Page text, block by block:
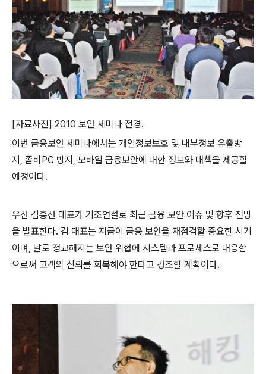
[자료사진] 2010 보안 세미나 전경.
이번 금융보안 세미나에서는 개인정보보호 및 내부정보 유출방
지 , 좀비 PC 방지 , 모바일 금융보안에 대한 정보와 대책을 제공할
예정이다.
우선 김홍선 대표가 기조연설로 최근 금융 보안 이슈 및 향후 전망
을 발표한다. 김 대표는 지금이 금융 보안을 재점검할 중요한 시기
이며, 날로 정교해지는 보안 위협에 시스템과 프로세스로 대응함
으로써 고객의 신뢰를 회복해야 한다고 강조할 계획이다.